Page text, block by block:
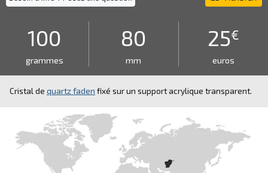
100
grammes
80
mm
25€
euros
Cristal de quartz faden fixé sur un support acrylique transparent.